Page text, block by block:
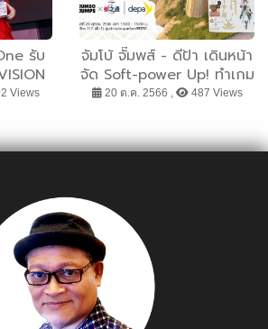
รับ
Views
จัมโบ้ จั๊มพส์ - ดีป้า เดินหน้า
จัด Soft-power Up! ทำเกม
เสริมอัตลักษณ์ไทยเพื่อไปบุก
ระดับทักษะผู้ประกอบการเกม
20 ต.ค. 2566 , 487 Views